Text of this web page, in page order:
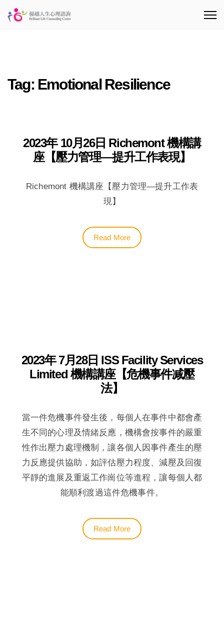
Tag: Emotional Resilience
2023年 10月26日 Richemont 機構講
座【壓力管理—提升工作表現】
Richemont 機構講座【壓力管理—提升工作表
現】
Read More
2023年 7月28日 ISS Facility Services
Limited 機構講座【危機事件减壓
法】
當一件危機事件發生後，每個人在事件中都會產
生不同的心理及情緒反應，機構會按事件的嚴重
性作出壓力處理機制，讓各個人因事件產生的壓
力反應提供協助，如評估壓力程度、減壓及回復
平靜的進展及重返工作崗位等進程，讓每個人都
能順利渡過這件危機事件。
Read More